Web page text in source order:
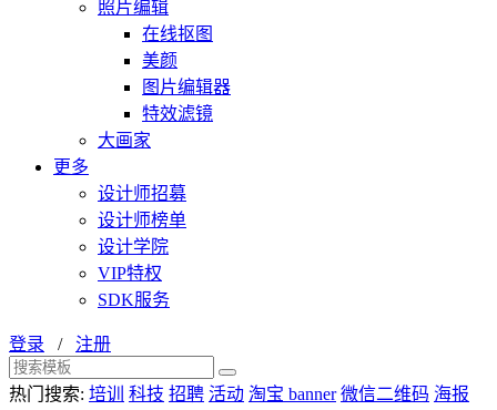
照片编辑
在线抠图
美颜
图片编辑器
特效滤镜
大画家
更多
设计师招募
设计师榜单
设计学院
VIP特权
SDK服务
登录 / 注册
热门搜索: 培训 科技 招聘 活动 淘宝 banner 微信二维码 海报